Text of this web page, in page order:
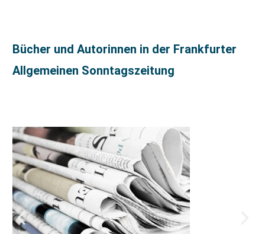
Bücher und Autorinnen in der Frankfurter
Allgemeinen Sonntagszeitung